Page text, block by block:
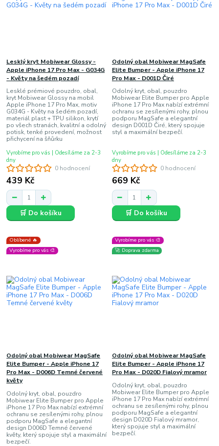
0 hodnocení
Lesklý kryt Mobiwear Glossy -
Apple iPhone 17 Pro Max - G034G
- Květy na šedém pozadí
Lesklé prémiové pouzdro, obal,
kryt Mobiwear Glossy na mobil
Apple iPhone 17 Pro Max, motiv
G034G - Květy na šedém pozadí,
materiál plast + TPU silikon, krytí
po všech stranách, kvalitní a odolný
potisk, tenké provedení, možnost
přichycení na šňůrku
439 Kč
Vyrobíme pro vás | Odesíláme za 2-3
dny
🛒 Do košíku
0 hodnocení
Odolný obal Mobiwear MagSafe
Elite Bumper - Apple iPhone 17
Pro Max - D001D Čiré
Odolný kryt, obal, pouzdro
Mobiwear Elite Bumper pro Apple
iPhone 17 Pro Max nabízí extrémní
ochranu se zesílenými rohy, plnou
podporu MagSafe a elegantní
design D001D Čiré, který spojuje
styl a maximální bezpečí.
669 Kč
Vyrobíme pro vás | Odesíláme za 2-3
dny
🛒 Do košíku
Oblíbené 🔥
Vyrobíme pro vás 🎨
Odolný obal Mobiwear MagSafe
Elite Bumper - Apple iPhone 17
Pro Max - D006D Temné červené
květy
Odolný kryt, obal, pouzdro
Mobiwear Elite Bumper pro Apple
iPhone 17 Pro Max nabízí extrémní
ochranu se zesílenými rohy, plnou
podporu MagSafe a elegantní
design D006D Temné červené
květy, který spojuje styl a maximální
bezpečí.
Vyrobíme pro vás 🎨
🚀 Doprava zdarma
Odolný obal Mobiwear MagSafe
Elite Bumper - Apple iPhone 17
Pro Max - D020D Fialový mramor
Odolný kryt, obal, pouzdro
Mobiwear Elite Bumper pro Apple
iPhone 17 Pro Max nabízí extrémní
ochranu se zesílenými rohy, plnou
podporu MagSafe a elegantní
design D020D Fialový mramor,
který spojuje styl a maximální
bezpečí.